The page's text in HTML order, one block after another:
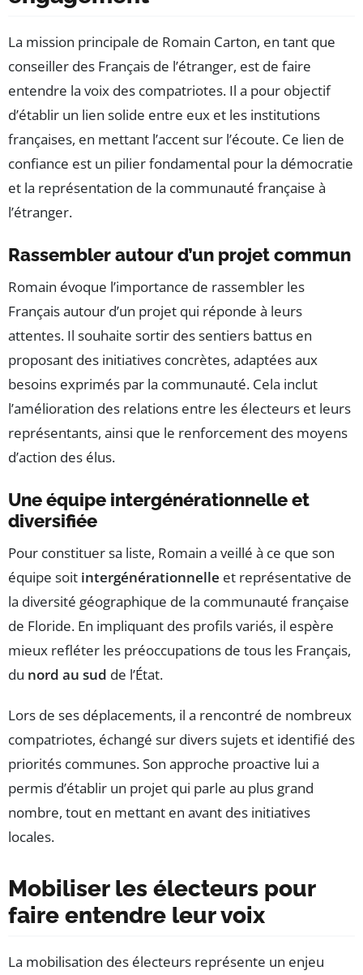
La mission principale de Romain Carton, en tant que
conseiller des Français de l’étranger, est de faire
entendre la voix des compatriotes. Il a pour objectif
d’établir un lien solide entre eux et les institutions
françaises, en mettant l’accent sur l’écoute. Ce lien de
confiance est un pilier fondamental pour la démocratie
et la représentation de la communauté française à
l’étranger.
Rassembler autour d’un projet commun
Romain évoque l’importance de rassembler les
Français autour d’un projet qui réponde à leurs
attentes. Il souhaite sortir des sentiers battus en
proposant des initiatives concrètes, adaptées aux
besoins exprimés par la communauté. Cela inclut
l’amélioration des relations entre les électeurs et leurs
représentants, ainsi que le renforcement des moyens
d’action des élus.
Une équipe intergénérationnelle et
diversifiée
Pour constituer sa liste, Romain a veillé à ce que son
équipe soit intergénérationnelle et représentative de
la diversité géographique de la communauté française
de Floride. En impliquant des profils variés, il espère
mieux refléter les préoccupations de tous les Français,
du nord au sud de l’État.
Lors de ses déplacements, il a rencontré de nombreux
compatriotes, échangé sur divers sujets et identifié des
priorités communes. Son approche proactive lui a
permis d’établir un projet qui parle au plus grand
nombre, tout en mettant en avant des initiatives
locales.
Mobiliser les électeurs pour
faire entendre leur voix
La mobilisation des électeurs représente un enjeu